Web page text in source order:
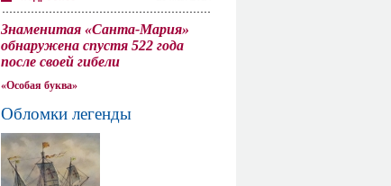
Знаменитая «Санта-Мария»
обнаружена спустя 522 года
после своей гибели
«Особая буква»
Обломки легенды